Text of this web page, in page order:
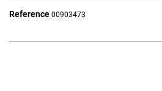
Reference 00903473